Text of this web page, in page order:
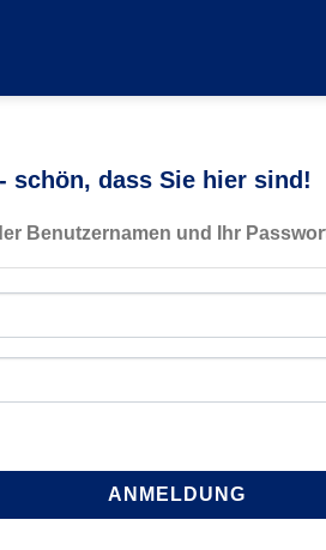
schön, dass Sie hier sind!
Benutzernamen und Ihr
ANMELDUNG